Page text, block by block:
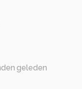
geleden